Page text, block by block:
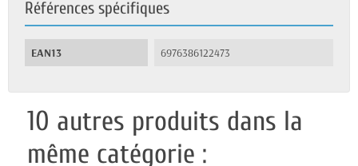
Références spécifiques
EAN13 6976386122473
10 autres produits dans la
même catégorie :